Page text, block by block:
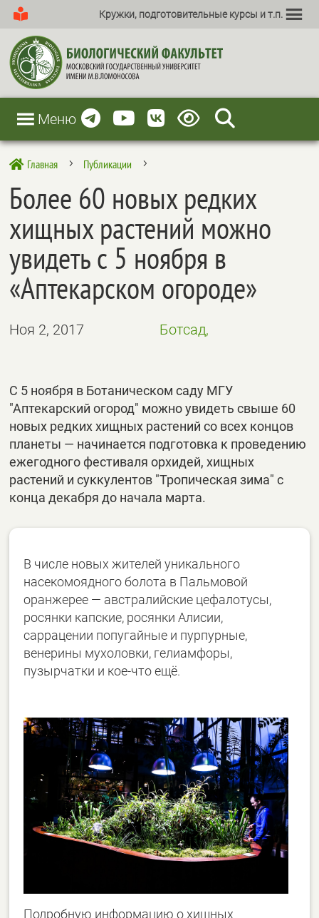
Кружки, подготовительные курсы и т.п.
Меню
 Главная 5 Публикации 5
Более 60 новых редких
хищных растений можно
увидеть с 5 ноября в
«Аптекарском огороде»
Ноя 2, 2017 Ботсад,
С 5 ноября в Ботаническом саду МГУ
"Аптекарский огород" можно увидеть свыше 60
новых редких хищных растений со всех концов
планеты — начинается подготовка к проведению
ежегодного фестиваля орхидей, хищных
растений и суккулентов "Тропическая зима" с
конца декабря до начала марта.
В числе новых жителей уникального
насекомоядного болота в Пальмовой
оранжерее — австралийские цефалотусы,
росянки капские, росянки Алисии,
саррацении попугайные и пурпурные,
венерины мухоловки, гелиамфоры,
пузырчатки и кое-что ещё.
Подробную информацию о хищных